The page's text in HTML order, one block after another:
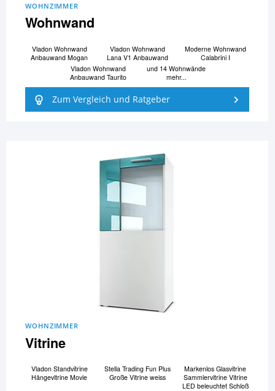
WOHNZIMMER
Wohnwand
Vladon Wohnwand
Anbauwand Mogan
Vladon Wohnwand
Lana V1 Anbauwand
Moderne Wohnwand
Calabrini I
Vladon Wohnwand
Anbauwand Taurito
und 14 Wohnwände
mehr...
Zum Vergleich und Ratgeber
WOHNZIMMER
Vitrine
Vladon Standvitrine
Hängevitrine Movie
Stella Trading Fun Plus
Große Vitrine weiss
Markenlos Glasvitrine
Sammlervitrine Vitrine
LED beleuchtet Schloß